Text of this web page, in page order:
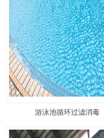
游泳池循环过滤消毒